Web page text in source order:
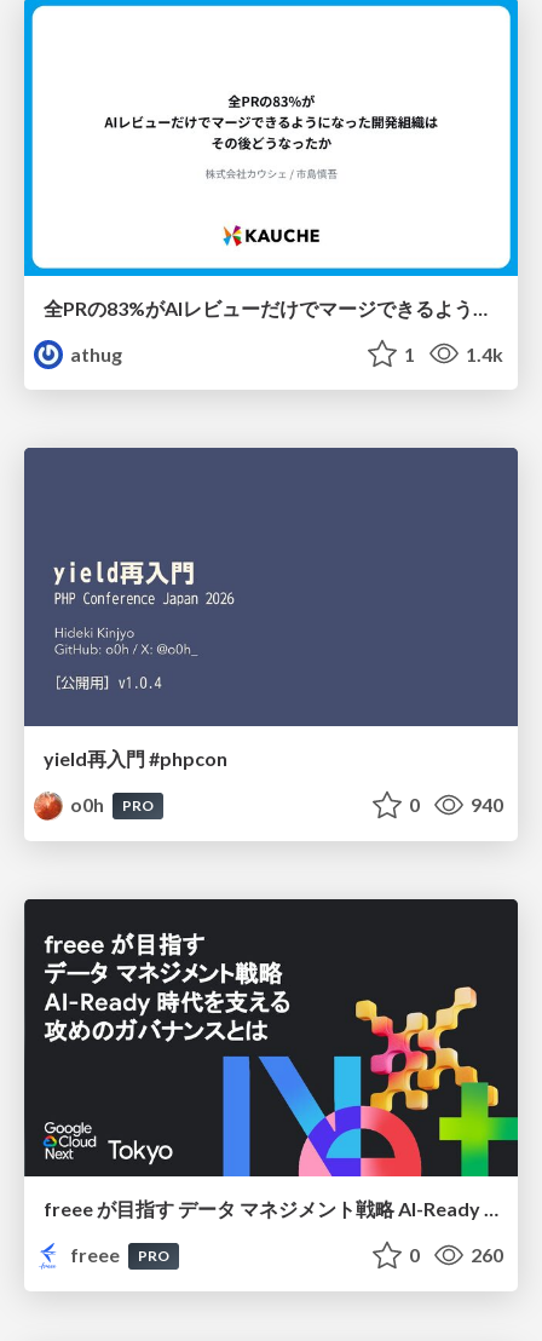
athug
1 1.4k
yield再入門 #phpcon
o0h
PRO 0 940
freee が目指す データ マネジメント戦略 AI-Ready 時代を支える 攻めのガバナンスとは
freee
PRO 0 260